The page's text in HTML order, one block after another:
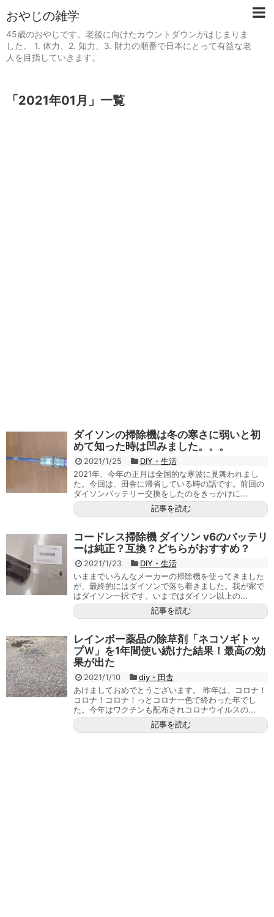
おやじの雑学
45歳のおやじです。老後に向けたカウントダウンがはじまりま
した。 1. 体力、2. 知力、3. 財力の順番で日本にとって有益な老
人を目指していきます。
「2021年01月 」 一覧
ダイソンの掃除機は冬の寒さに弱いと初
めて知った時は凹みました。。。
2021/1/25
DIY・生活
2021年、今年の正月は全国的な寒波に見舞われまし
た。今回は、田舎に帰省している時の話です。前回の
ダイソンバッテリー交換をしたのをきっかけに...
記事を読む
コードレス掃除機 ダイソン v6のバッテリ
ーは純正？互換？どちらがおすすめ？
2021/1/23
DIY・生活
いままでいろんなメーカーの掃除機を使ってきました
が、最終的にはダイソンで落ち着きました。我が家で
はダイソン一択です。いまではダイソン以上の...
記事を読む
レインボー薬品の除草剤「ネコソギトッ
プＷ」を1年間使い続けた結果！最高の効
果が出た
2021/1/10
diy・田舎
あけましておめでとうございます。 昨年は、コロナ！
コロナ！コロナ！っとコロナ一色で終わった年でし
た。今年はワクチンも配布されコロナウイルスの...
記事を読む